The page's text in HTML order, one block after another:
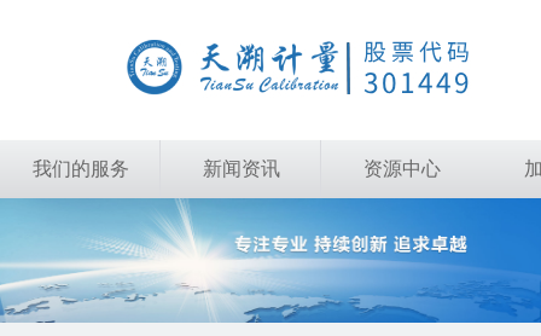
我们的服务 新闻资讯 资源中心